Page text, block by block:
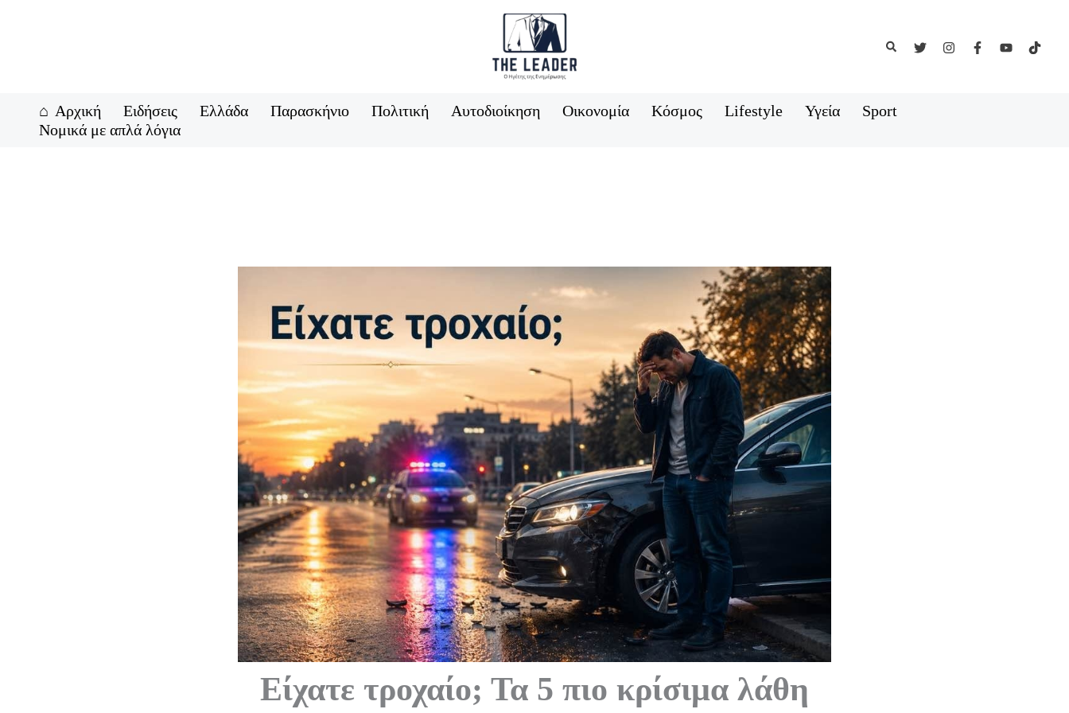
Αναζήτηση
Αρχική Ειδήσεις Ελλάδα Παρασκήνιο Πολιτική Αυτοδιοίκηση Οικονομία Κόσμος Lifestyle Υγεία
Sport
Νομικά με απλά λόγια
Είχατε τροχαίο; Τα 5 πιο κρίσιμα λάθη